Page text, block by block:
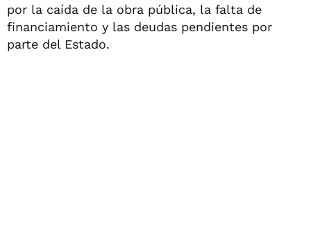
por la caída de la obra pública, la falta de
financiamiento y las deudas pendientes por
parte del Estado.